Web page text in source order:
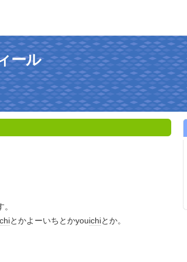
ール
とかよーいちとかyouichiとか。